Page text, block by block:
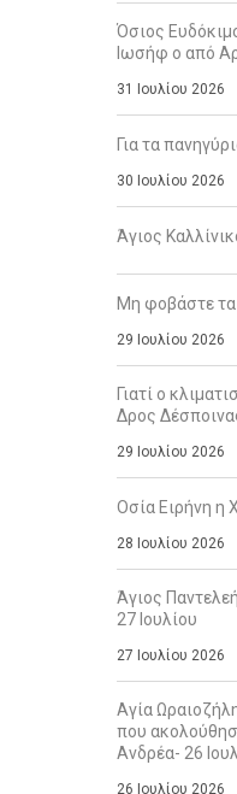
Όσιος
Ιωσήφ ο από
31 Ιουλίου 2026
Για τα
30 Ιουλίου 2026
Άγιος
Μη φοβάστε
29 Ιουλίου 2026
Γιατί ο
Δρος
29 Ιουλίου 2026
Οσία Ειρήνη η
28 Ιουλίου 2026
Άγιος
27 Ιουλίου
27 Ιουλίου 2026
Αγία
που
Ανδρέα- 26
26 Ιουλίου 2026